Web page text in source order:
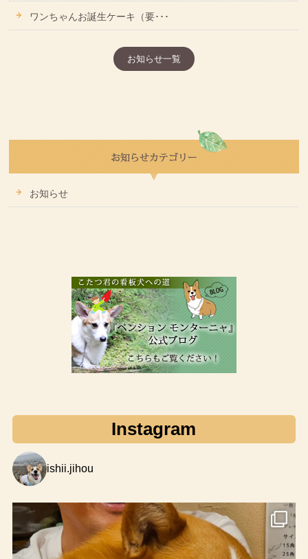
ワンちゃんお誕生ケーキ（要･･･
お知らせ一覧
お知らせ
Instagram
ishii.jihou